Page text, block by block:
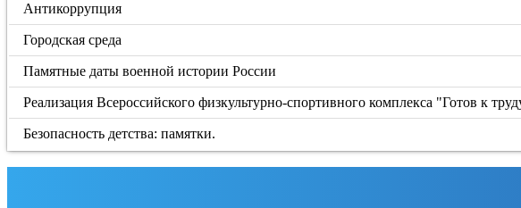
Антикоррупция
Городская среда
Памятные даты военной истории России
Реализация Всероссийского физкультурно-спортивного комплекса "Готов к
Безопасность детства: памятки.